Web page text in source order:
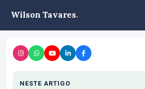
Wilson Tavares.
NESTE ARTIGO